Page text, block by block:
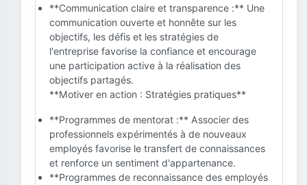
**Communication claire et transparence :** Une
communication ouverte et honnête sur les
objectifs, les défis et les stratégies de
l'entreprise favorise la confiance et encourage
une participation active à la réalisation des
objectifs partagés.
**Motiver en action : Stratégies pratiques**
**Programmes de mentorat :** Associer des
professionnels expérimentés à de nouveaux
employés favorise le transfert de connaissances
et renforce un sentiment d'appartenance.
**Programmes de reconnaissance des employés